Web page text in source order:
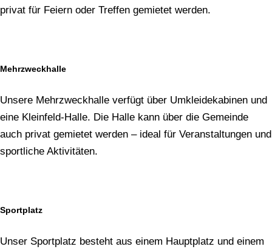
privat für Feiern oder Treffen gemietet werden.
Mehrzweckhalle
Unsere Mehrzweckhalle verfügt über Umkleidekabinen und
eine Kleinfeld-Halle. Die Halle kann über die Gemeinde
auch privat gemietet werden – ideal für Veranstaltungen und
sportliche Aktivitäten.
Sportplatz
Unser Sportplatz besteht aus einem Hauptplatz und einem